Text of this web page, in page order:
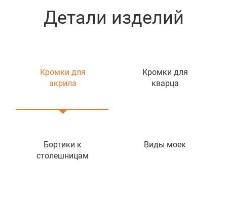
Детали изделий
Кромки для
акрила
Кромки для
кварца
Бортики к
столешницам
Виды моек